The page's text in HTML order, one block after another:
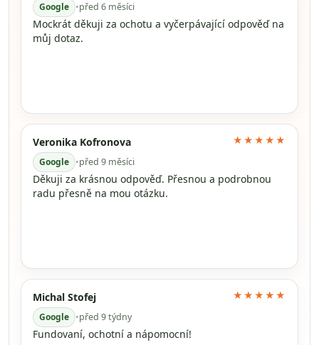
Google •před 6 měsíci
Mockrát děkuji za ochotu a vyčerpávající odpověď na
můj dotaz.
Veronika Kofronova
Google •před 9 měsíci
★★★★★
Děkuji za krásnou odpověď. Přesnou a podrobnou
radu přesně na mou otázku.
Michal Stofej
Google •před 9 týdny
★★★★★
Fundovaní, ochotní a nápomocní!